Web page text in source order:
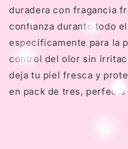
duradera con fragancia
confianza durante todo
específicamente para la
control del olor sin
deja tu piel fresca y
en pack de tres, perfecta